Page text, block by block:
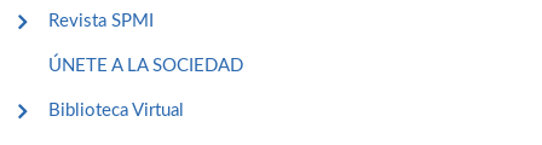
Revista SPMI
ÚNETE A LA SOCIEDAD
Biblioteca Virtual